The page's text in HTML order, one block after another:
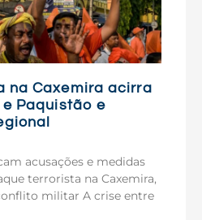
na Caxemira acirra
Paquistão e
acusações e medidas
terrorista na Caxemira,
militar A crise entre